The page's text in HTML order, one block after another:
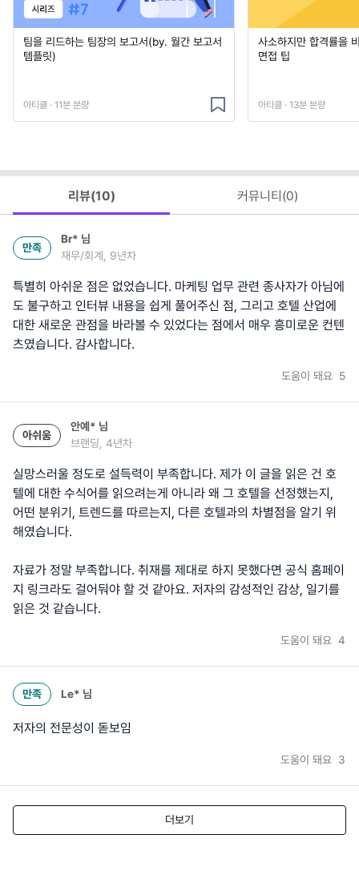
팀을 리드하는 팀장의 보고서(by. 월간 보고서
템플릿)
아티클 · 11분 분량
사소하지만 합격률을
면접 팁
아티클 · 13분 분량
리뷰(10) 커뮤니티(0)
만족
Br* 님
재무/회계, 9년차
특별히 아쉬운 점은 없었습니다. 마케팅 업무 관련 종사자가 아님에
도 불구하고 인터뷰 내용을 쉽게 풀어주신 점, 그리고 호텔 산업에
대한 새로운 관점을 바라볼 수 있었다는 점에서 매우 흥미로운 컨텐
츠였습니다. 감사합니다.
도움이 돼요 5
아쉬움
안예* 님
브랜딩, 4년차
실망스러울 정도로 설득력이 부족합니다. 제가 이 글을 읽은 건 호
텔에 대한 수식어를 읽으려는게 아니라 왜 그 호텔을 선정했는지,
어떤 분위기, 트렌드를 따르는지, 다른 호텔과의 차별점을 알기 위
해였습니다.
자료가 정말 부족합니다. 취재를 제대로 하지 못했다면 공식 홈페이
지 링크라도 걸어둬야 할 것 같아요. 저자의 감성적인 감상, 일기를
읽은 것 같습니다.
도움이 돼요 4
만족 Le* 님
저자의 전문성이 돋보임
도움이 돼요 3
더보기